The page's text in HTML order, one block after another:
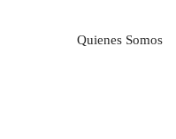
Quienes Somos